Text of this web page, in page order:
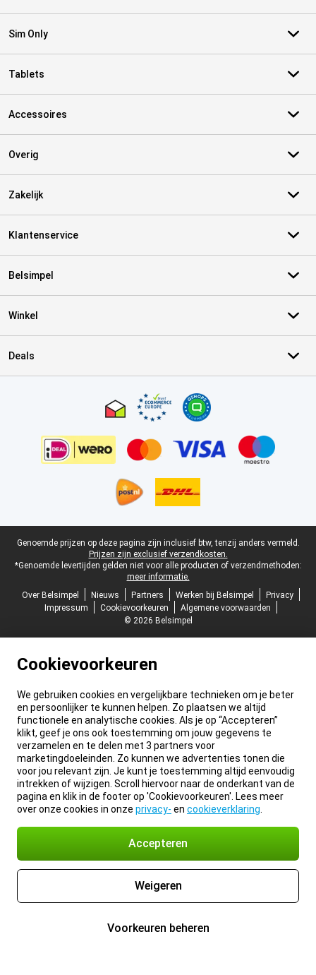
Sim Only
Tablets
Accessoires
Overig
Zakelijk
Klantenservice
Belsimpel
Winkel
Deals
Juridische voettekst
Genoemde prijzen op deze pagina zijn inclusief btw, tenzij anders vermeld.
Prijzen zijn exclusief verzendkosten.
*Genoemde levertijden gelden niet voor alle producten of verzendmethoden:
meer informatie.
Over Belsimpel
Nieuws Partners Werken bij Belsimpel
Privacy
Impressum
Cookievoorkeuren
Algemene voorwaarden
© 2026 Belsimpel
Cookievoorkeuren
We gebruiken cookies en vergelijkbare technieken om je beter
en persoonlijker te kunnen helpen. Zo plaatsen we altijd
functionele en analytische cookies. Als je op “Accepteren”
klikt, geef je ons ook toestemming om jouw gegevens te
verzamelen en te delen met 3 partners voor
marketingdoeleinden. Zo kunnen we advertenties tonen die
voor jou relevant zijn. Je kunt je toestemming altijd eenvoudig
intrekken of wijzigen. Scroll hiervoor naar de onderkant van de
pagina en klik in de footer op 'Cookievoorkeuren'. Lees meer
over onze cookies in onze privacy- en cookieverklaring
Accepteren
Weigeren
Voorkeuren beheren